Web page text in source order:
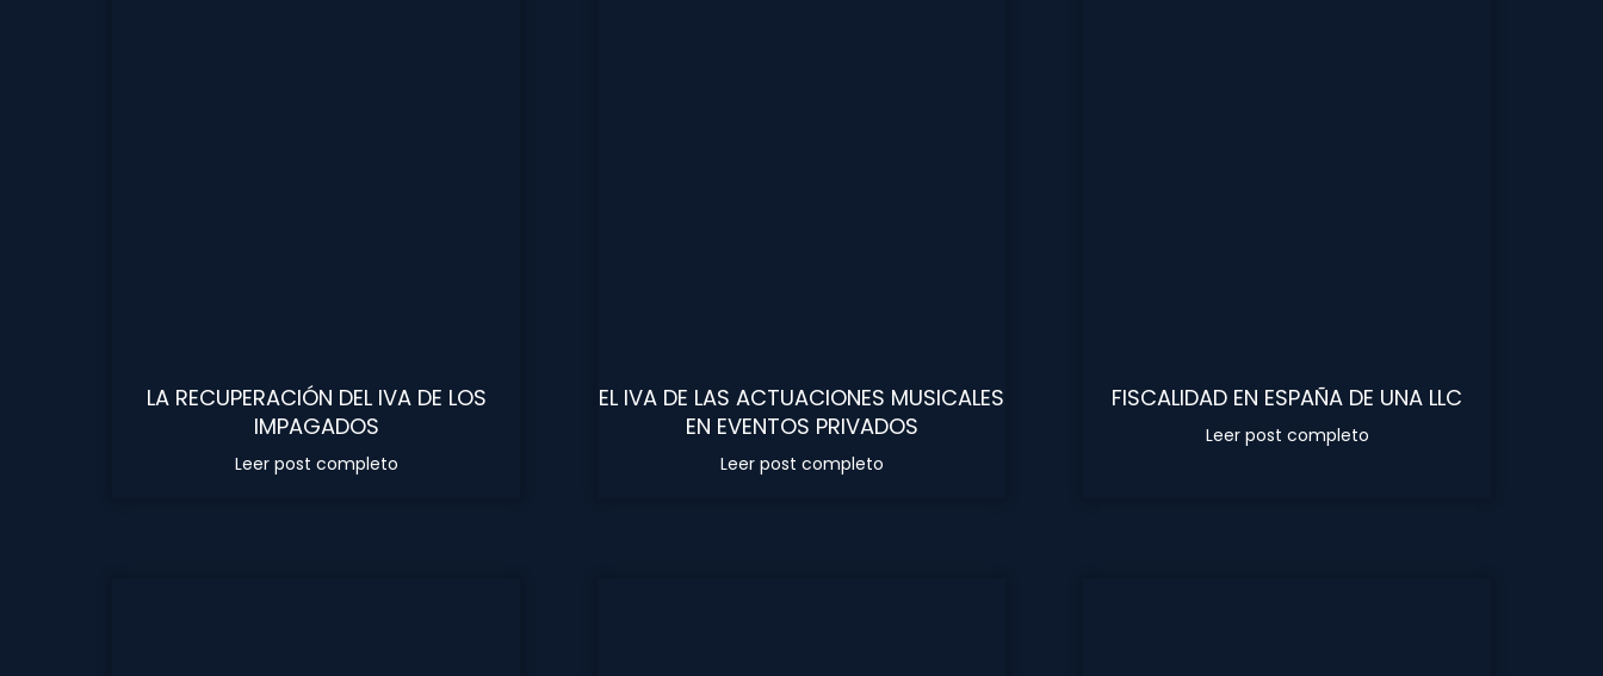
LA RECUPERACIÓN DEL IVA DE LOS
IMPAGADOS
Leer post completo
EL IVA DE LAS ACTUACIONES MUSICALES
EN EVENTOS PRIVADOS
Leer post completo
FISCALIDAD EN ESPAÑA DE UNA LLC
Leer post completo